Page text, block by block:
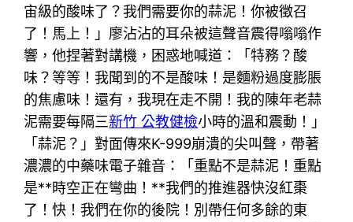
宙級的酸味了？我們需要你的蒜泥！你被徵召
了！馬上！」廖沾沾的耳朵被這聲音震得嗡嗡作
響，他捏著對講機，困惑地喊道：「特務？酸
味？等等！我聞到的不是酸味！是麵粉過度膨脹
的焦慮味！還有，我現在走不開！我的陳年老蒜
泥需要每隔三新竹 公教健檢小時的溫和震動！」
「蒜泥？」對面傳來K-999崩潰的尖叫聲，帶著
濃濃的中藥味電子雜音：「重點不是蒜泥！重點
是**時空正在彎曲！**我們的推進器快沒紅棗
了！快！我們在你的後院！別帶任何多餘的東